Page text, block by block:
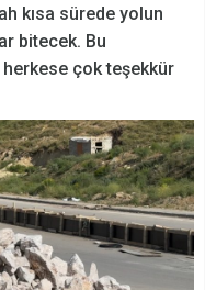
kısa sürede yolun
bitecek. Bu
herkese çok teşekkür